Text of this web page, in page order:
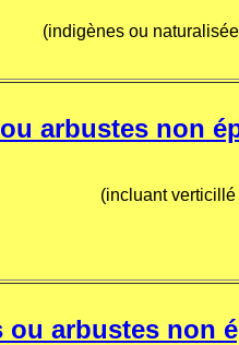
(indigènes ou
arbustes non
(incluant
ou arbustes non